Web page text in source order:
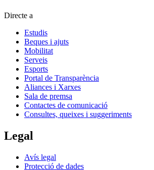
Directe a
Estudis
Beques i ajuts
Mobilitat
Serveis
Esports
Portal de Transparència
Aliances i Xarxes
Sala de premsa
Contactes de comunicació
Consultes, queixes i suggeriments
Legal
Avís legal
Protecció de dades